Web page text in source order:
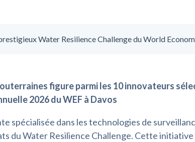
Water Resilience Challenge du World
figure parmi les 10 innovateurs
2026 du WEF à Davos
spécialisée dans les technologies de
du Water Resilience Challenge. Cette